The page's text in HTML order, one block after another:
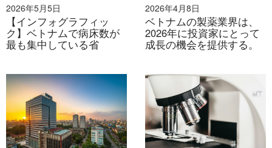
ソース： DNSE
VNVCは現在、ベトナムの民間ワクチン市場で推定46%
の市場シェアを誇り、圧倒的なシェアを誇っています。
同社は国内最大規模のワクチンネットワークを運営して
おり、34の省・市に206のセンターを有しています。エ
2026年5月5日
【インフォグラフィッ
ク】ベトナムで病床数が
最も集中している省
2026年4月8日
ベトナムの製薬業界は、
2026年に投資家にとって
成長の機会を提供する。